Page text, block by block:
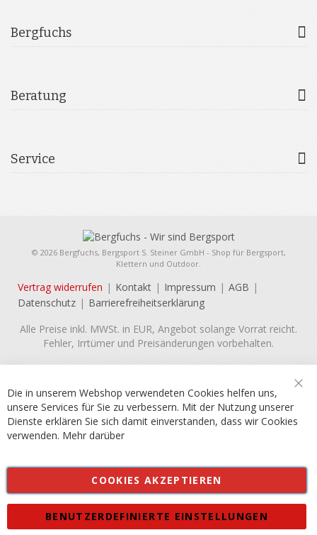
Bergfuchs
Beratung
Service
© 2026 Bergfuchs, Bergsport S. Steiner GmbH - Shop für Bergsport,
Klettern und Outdoor.
Vertrag widerrufen Kontakt Impressum
AGB
Datenschutz
Barrierefreiheitserklärung
Alle Preise inkl. MWSt. in EUR, Angebot solange Vorrat reicht.
Fehler, Irrtümer und Preisänderungen vorbehalten.
Die in unserem Webshop verwendeten Cookies helfen uns,
unsere Services für Sie zu verbessern. Mit der Nutzung unserer
Dienste erklären Sie sich damit einverstanden, dass wir Cookies
verwenden. Mehr darüber
COOKIES AKZEPTIEREN
BENUTZERDEFINIERTE EINSTELLUNGEN